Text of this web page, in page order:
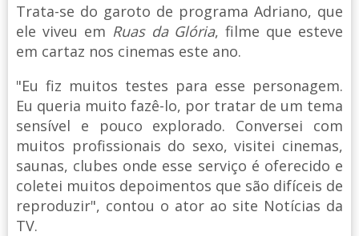
Trata-se do garoto de programa Adriano, que
ele viveu em Ruas da Glória, filme que esteve
em cartaz nos cinemas este ano.
"Eu fiz muitos testes para esse personagem.
Eu queria muito fazê-lo, por tratar de um tema
sensível e pouco explorado. Conversei com
muitos profissionais do sexo, visitei cinemas,
saunas, clubes onde esse serviço é oferecido e
coletei muitos depoimentos que são difíceis de
reproduzir", contou o ator ao site Notícias da
TV.